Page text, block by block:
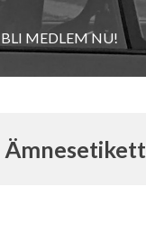
BLI MEDLEM NU!